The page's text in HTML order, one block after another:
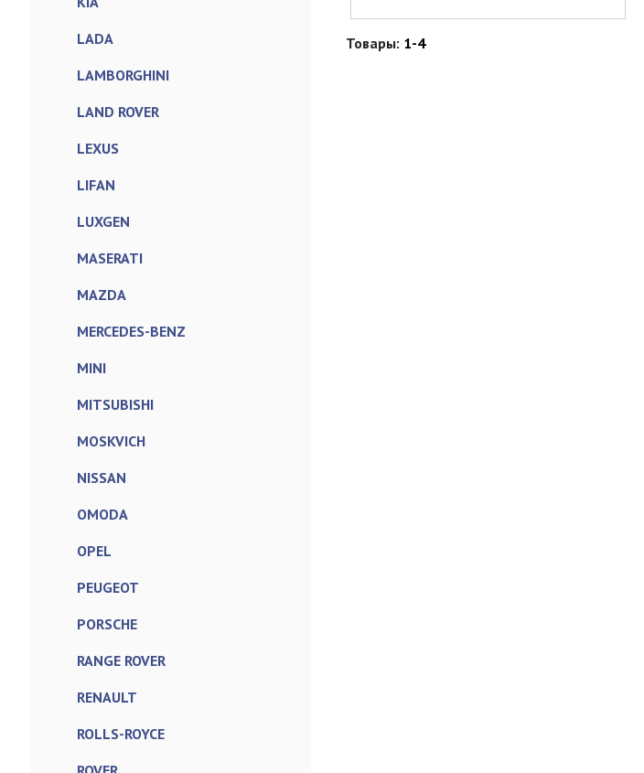
LADA
LAMBORGHINI
LAND ROVER
LEXUS
LIFAN
LUXGEN
MASERATI
MAZDA
MERCEDES-BENZ
MINI
MITSUBISHI
MOSKVICH
NISSAN
OMODA
OPEL
PEUGEOT
PORSCHE
RANGE ROVER
RENAULT
ROLLS-ROYCE
Товары: 1-4